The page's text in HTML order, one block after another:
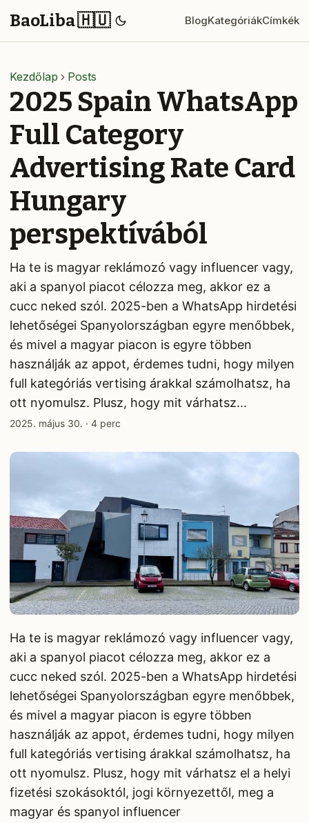
BaoLiba 🇭🇺 BlogKategóriákCímkék
Kezdőlap Posts
2025 Spain WhatsApp
Full Category
Advertising Rate Card
Hungary
perspektívából
Ha te is magyar reklámozó vagy influencer vagy,
aki a spanyol piacot célozza meg, akkor ez a
cucc neked szól. 2025-ben a WhatsApp hirdetési
lehetőségei Spanyolországban egyre menőbbek,
és mivel a magyar piacon is egyre többen
használják az appot, érdemes tudni, hogy milyen
full kategóriás vertising árakkal számolhatsz, ha
ott nyomulsz. Plusz, hogy mit várhatsz...
2025. május 30. · 4 perc
Ha te is magyar reklámozó vagy influencer vagy,
aki a spanyol piacot célozza meg, akkor ez a
cucc neked szól. 2025-ben a WhatsApp hirdetési
lehetőségei Spanyolországban egyre menőbbek,
és mivel a magyar piacon is egyre többen
használják az appot, érdemes tudni, hogy milyen
full kategóriás vertising árakkal számolhatsz, ha
ott nyomulsz. Plusz, hogy mit várhatsz el a helyi
fizetési szokásoktól, jogi környezettől, meg a
magyar és spanyol influencer